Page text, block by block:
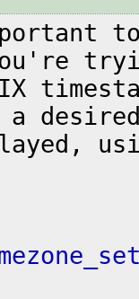
to